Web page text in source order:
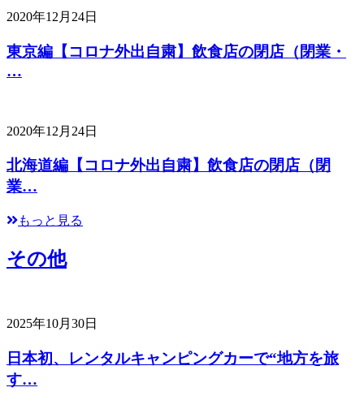
2020年12月24日
東京編【コロナ外出自粛】飲食店の閉店（閉業・
…
2020年12月24日
北海道編【コロナ外出自粛】飲食店の閉店（閉
業…
もっと見る
その他
2025年10月30日
日本初、レンタルキャンピングカーで“地方を旅
す…